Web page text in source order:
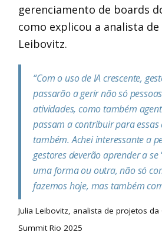
gerenciamento de boards
como explicou a analista
Leibovitz.
“Com o uso de IA crescente,
passarão a gerir não só
atividades, como também
passam a contribuir para essas
também. Achei interessante a
gestores deverão aprender a se
uma forma ou outra, não só
fazemos hoje, mas também
Julia Leibovitz, analista de projetos da
Summit Rio 2025